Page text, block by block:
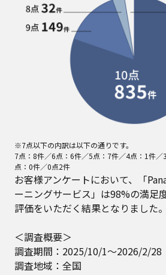
※7点以下の内訳は以下の通りです。
7点：8件／6点：6件／5点：7件／4点：1件／
点：0件／0点2件
お客様アンケートにおいて、「
ーニングサービス」は98%の満足
評価をいただく結果となりました。
＜調査概要＞
調査期間：2025/10/1～2026/2/28
調査地域：全国